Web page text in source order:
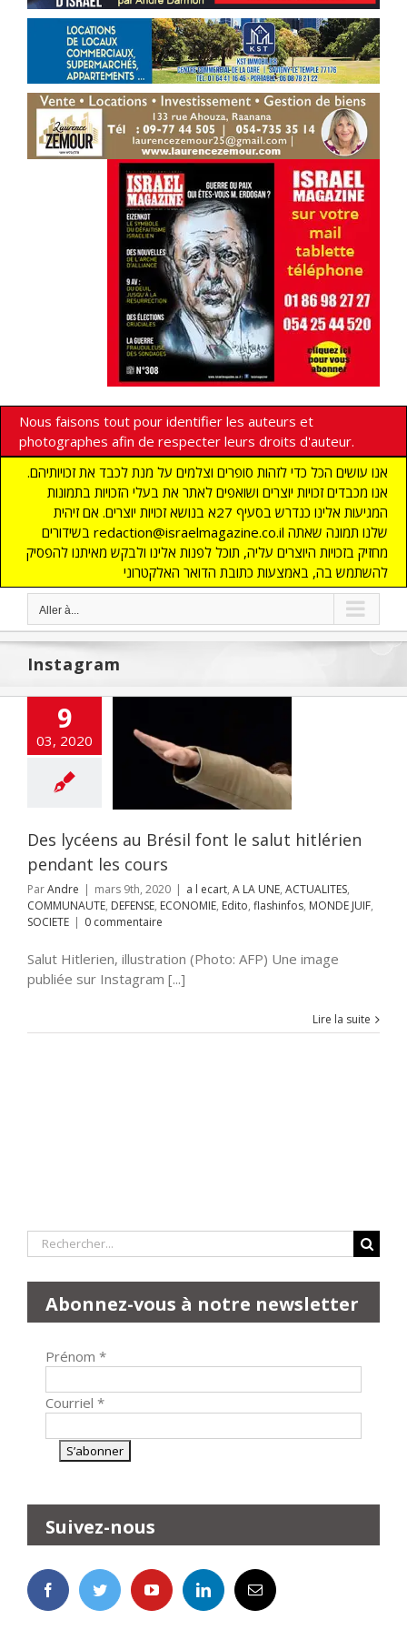
Nous faisons tout pour identifier les auteurs et
photographes afin de respecter leurs droits d'auteur.
אנו עושים הכל כדי לזהות סופרים וצלמים על מנת לכבד את זכויותיהם.
אנו מכבדים זכויות יוצרים ושואפים לאתר את בעלי הזכויות בתמונות
המגיעות אלינו כנדרש בסעיף 27א בנושא זכויות יוצרים. אם זיהית
בשידורים redaction@israelmagazine.co.il שלנו תמונה שאתה
מחזיק בזכויות היוצרים עליה, תוכל לפנות אלינו ולבקש מאיתנו להפסיק
להשתמש בה, באמצעות כתובת הדואר האלקטרוני
Aller à...
Instagram
9
03, 2020
au Brésil
hitlérien
les cours
A LA UNE
DEFENSE
SOCIETEDes lycéens au Brésil font le salut hitlérien
pendant les cours
ParAndre | mars 9th, 2020 | a l ecart, A LA UNE, ACTUALITES,
COMMUNAUTE, DEFENSE, ECONOMIE, Edito, flashinfos, MONDE JUIF,
SOCIETE | 0 commentaire
Salut Hitlerien, illustration (Photo: AFP) Une image
publiée sur Instagram [...]
Lire la suite
Rechercher:
Abonnez-vous à notre newsletter
Prénom *
Courriel *
Suivez-nous